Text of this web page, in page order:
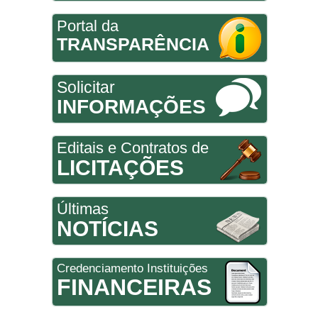
Portal da
TRANSPARÊNCIA
Solicitar
INFORMAÇÕES
Editais e Contratos de
LICITAÇÕES
Últimas
NOTÍCIAS
Credenciamento Instituições
FINANCEIRAS